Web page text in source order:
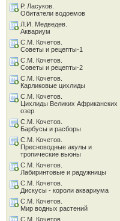
Р. Ласуков.
Обитатели водоемов
Л.И. Медведев.
Аквариум
С.М. Кочетов.
Советы и рецепты-1
С.М. Кочетов.
Советы и рецепты-2
С.М. Кочетов.
Карликовые цихлиды
С.М. Кочетов.
Цихлиды Великих Африканских
озер
С.М. Кочетов.
Барбусы и расборы
С.М. Кочетов.
Пресноводные акулы и
тропические вьюны
С.М. Кочетов.
Лабиринтовые и радужницы
С.М. Кочетов.
Дискусы - короли аквариума
С.М. Кочетов.
Мир водных растений
С.М. Кочетов.